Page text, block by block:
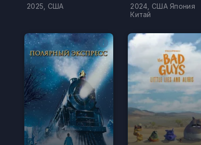
2025, США
2024, США Япония
Китай